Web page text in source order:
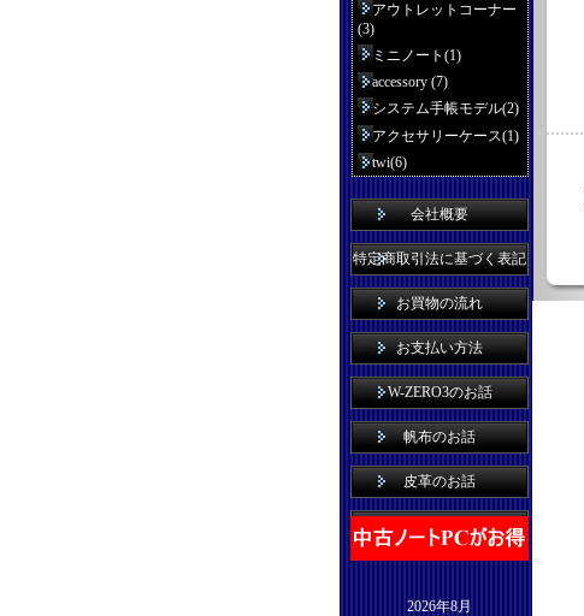
アウトレットコーナー
(3)
ミニノート(1)
accessory (7)
システム手帳モデル(2)
アクセサリーケース(1)
twi(6)
会社概要
特定商取引法に基づく表記
お買物の流れ
お支払い方法
W-ZERO3のお話
帆布のお話
皮革のお話
2026年8月